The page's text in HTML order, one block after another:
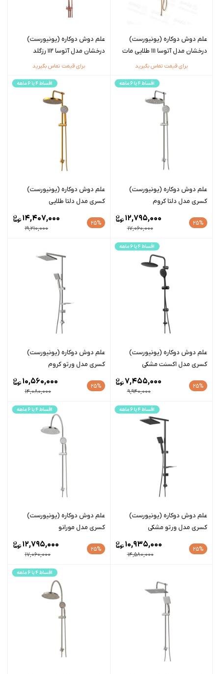
علم دوش دوکاره (یونیورست)
درخشان مدل آتوسا 111 طلایی مات
برای قیمت تماس بگیرید
علم دوش دوکاره (یونیورست)
درخشان مدل آتوسا 112 رزگلد
برای قیمت تماس بگیرید
علم دوش دوکاره (یونیورست)
کسری مدل دلتا کروم
25%
17,060,000
12,795,000
علم دوش دوکاره (یونیورست)
کسری مدل دلتا طلایی
25%
19,210,000
14,407,000
علم دوش دوکاره (یونیورست)
کسری مدل اکسنت مشکی
25%
9,940,000
7,455,000
علم دوش دوکاره (یونیورست)
کسری مدل ورتو کروم
25%
14,080,000
10,560,000
علم دوش دوکاره (یونیورست)
کسری مدل ورتو مشکی
25%
14,580,000
10,935,000
علم دوش دوکاره (یونیورست)
کسری مدل مورانو
25%
17,060,000
12,795,000